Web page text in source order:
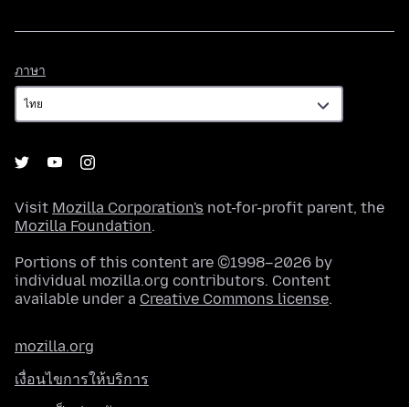
ภาษา
Visit Mozilla Corporation's not-for-profit parent, the
Mozilla Foundation.
Portions of this content are ©1998–2026 by
individual mozilla.org contributors. Content
available under a Creative Commons license.
mozilla.org
เงื่อนไขการให้บริการ